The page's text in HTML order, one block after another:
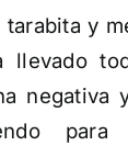
y
llevado
negativa